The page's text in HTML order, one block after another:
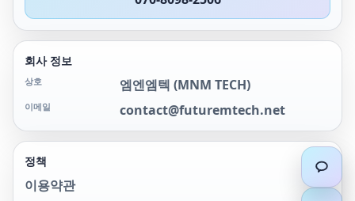
회사 정보
상호 엠엔엠텍 (MNM TECH)
이메일 contact@futuremtech.net
정책
이용약관